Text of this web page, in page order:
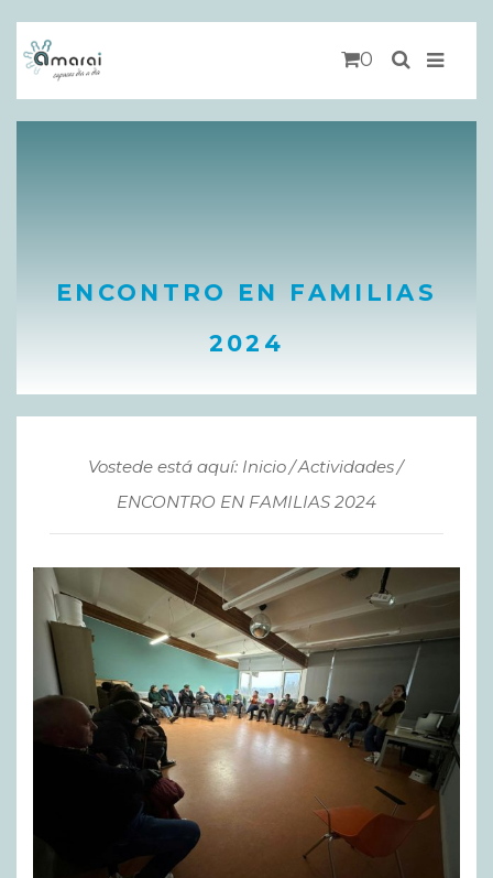
0
ENCONTRO EN FAMILIAS
2024
Vostede está aquí: Inicio Actividades
ENCONTRO EN FAMILIAS 2024